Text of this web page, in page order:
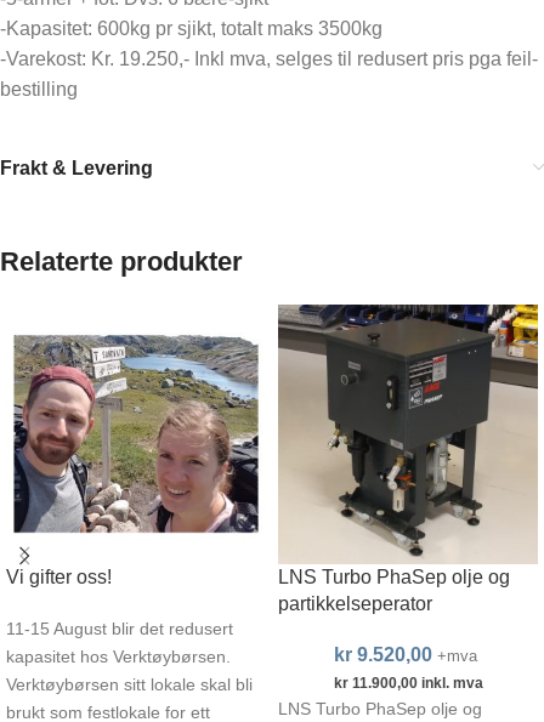
-Kapasitet: 600kg pr sjikt, totalt maks 3500kg
-Varekost: Kr. 19.250,- Inkl mva, selges til redusert pris pga feil-
bestilling
Frakt & Levering
Relaterte produkter
Vi gifter oss!
11-15 August blir det redusert
kapasitet hos Verktøybørsen.
Verktøybørsen sitt lokale skal bli
brukt som festlokale for ett
LNS Turbo PhaSep olje og
partikkelseperator
kr9.520,00 +mva
kr11.900,00inkl. mva
LNS Turbo PhaSep olje og